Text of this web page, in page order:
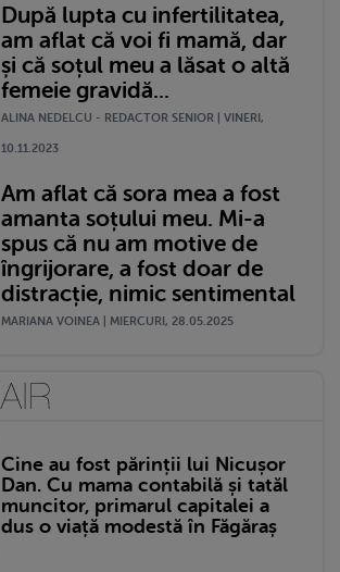
După lupta cu infertilitatea,
am aflat că voi fi mamă, dar
și că soțul meu a lăsat o altă
femeie gravidă...
ALINA NEDELCU - REDACTOR SENIOR | VINERI,
10.11.2023
Am aflat că sora mea a fost
amanta soțului meu. Mi-a
spus că nu am motive de
îngrijorare, a fost doar de
distracție, nimic sentimental
MARIANA VOINEA | MIERCURI, 28.05.2025
Cine au fost părinții lui Nicușor
Dan. Cu mama contabilă și tatăl
muncitor, primarul capitalei a
dus o viață modestă în Făgăraș